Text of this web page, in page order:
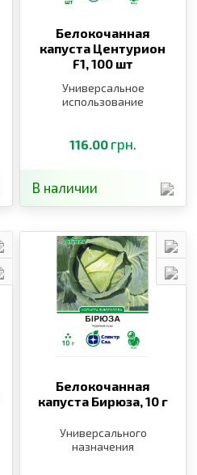
Белокочанная
капуста Центурион
F1,100 шт
Универсальное
использование
116.00 грн.
В наличии
Белокочанная
капуста Бирюза,10 г
Универсального
назначения